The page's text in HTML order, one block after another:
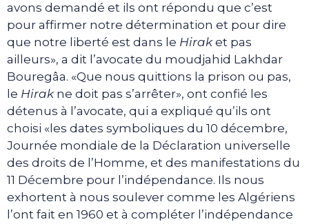
avons demandé et ils ont répondu que c’est
pour affirmer notre détermination et pour dire
que notre liberté est dans le Hiraket pas
ailleurs», a dit l’avocate du moudjahid Lakhdar
Bouregâa. «Que nous quittions la prison ou pas,
le Hirakne doit pas s’arrêter», ont confié les
détenus à l’avocate, qui a expliqué qu’ils ont
choisi «les dates symboliques du 10 décembre,
Journée mondiale de la Déclaration universelle
des droits de l’Homme, et des manifestations du
11 Décembre pour l’indépendance. Ils nous
exhortent à nous soulever comme les Algériens
l’ont fait en 1960 et à compléter l’indépendance